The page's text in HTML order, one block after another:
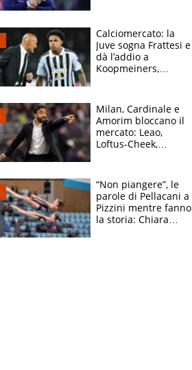
solo 1,4 milioni
all'anno
Calciomercato: la
Juve sogna Frattesi e
dà l’addio a
Koopmeiners,
scatenata
Milan, Cardinale e
Amorim bloccano il
mercato: Leao,
Loftus-Cheek,
Soulè e Osorio nel
mirino
“Non piangere”, le
parole di Pellacani a
Pizzini mentre fanno
la storia: Chiara